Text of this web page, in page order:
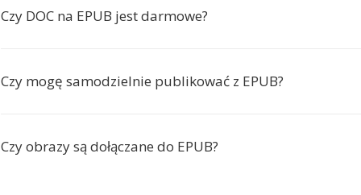
Czy DOC na EPUB jest darmowe?
Czy mogę samodzielnie publikować z EPUB?
Czy obrazy są dołączane do EPUB?